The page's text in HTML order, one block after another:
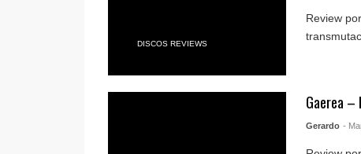
DISCOS REVIEWS
Review
Gaerea –
Gerardo -